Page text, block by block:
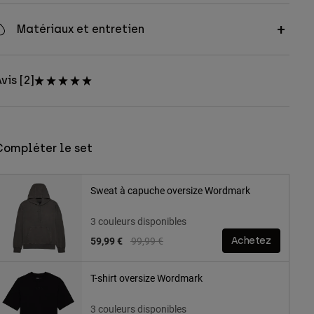
Matériaux et entretien
[2]
le set
Sweat à capuche oversize Wordmark
3 couleurs disponibles
Price reduced from
99,99 €to
59,99 € Achetez
T-shirt oversize Wordmark
3 couleurs disponibles